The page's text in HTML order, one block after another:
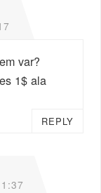
var?
1$ ala
REPLY